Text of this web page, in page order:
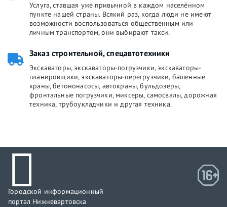
Услуга, ставшая уже привычной в каждом населённом
пункте нашей страны. Всякий раз, когда люди не имеют
возможности воспользоваться общественным или
личным транспортом, они выбирают такси.
Заказ строительной, спецавтотехники
Экскаваторы, экскаваторы-погрузчики, экскаваторы-
планировщики, экскаваторы-перегрузчики, башенные
краны, бетононасосы, автокраны, бульдозеры,
фронтальные погрузчики, миксеры, самосвалы, дорожная
техника, трубоукладчики и другая техника.
Городской информационный
портал Нижневартовска